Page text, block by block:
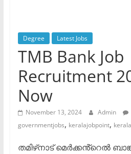
Degree Latest Jobs
TMB Bank Job
Recruitment
Now
November 13, 2024 Admin
governmentjobs, keralajobpoint,
തമിഴ്‌നാട് മെർക്കൻ്റെൽ